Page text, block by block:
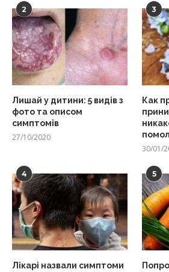
2
Лишай у дитини: 5 видів з
фото та описом
симптомів
27/10/2020
3
Как
30/01/
4
Лікарі назвали симптоми
5